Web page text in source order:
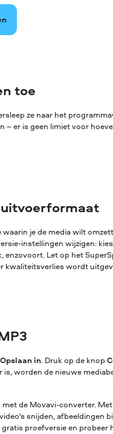
toe
ze naar het
– er is geen limiet voor
uitvoerformaat
je de media wilt
instellingen wijzigen:
enzovoort. Let op het
kwaliteitsverlies wordt
Opslaan in. Druk op de knop
worden de nieuwe
de Movavi-converter.
snijden, afbeeldingen
proefversie en probeer